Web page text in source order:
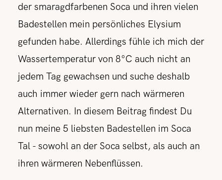
der smaragdfarbenen Soca und ihren vielen
Badestellen mein persönliches Elysium
gefunden habe. Allerdings fühle ich mich der
Wassertemperatur von 8°C auch nicht an
jedem Tag gewachsen und suche deshalb
auch immer wieder gern nach wärmeren
Alternativen. In diesem Beitrag findest Du
nun meine 5 liebsten Badestellen im Soca
Tal - sowohl an der Soca selbst, als auch an
ihren wärmeren Nebenflüssen.
KONTAKT